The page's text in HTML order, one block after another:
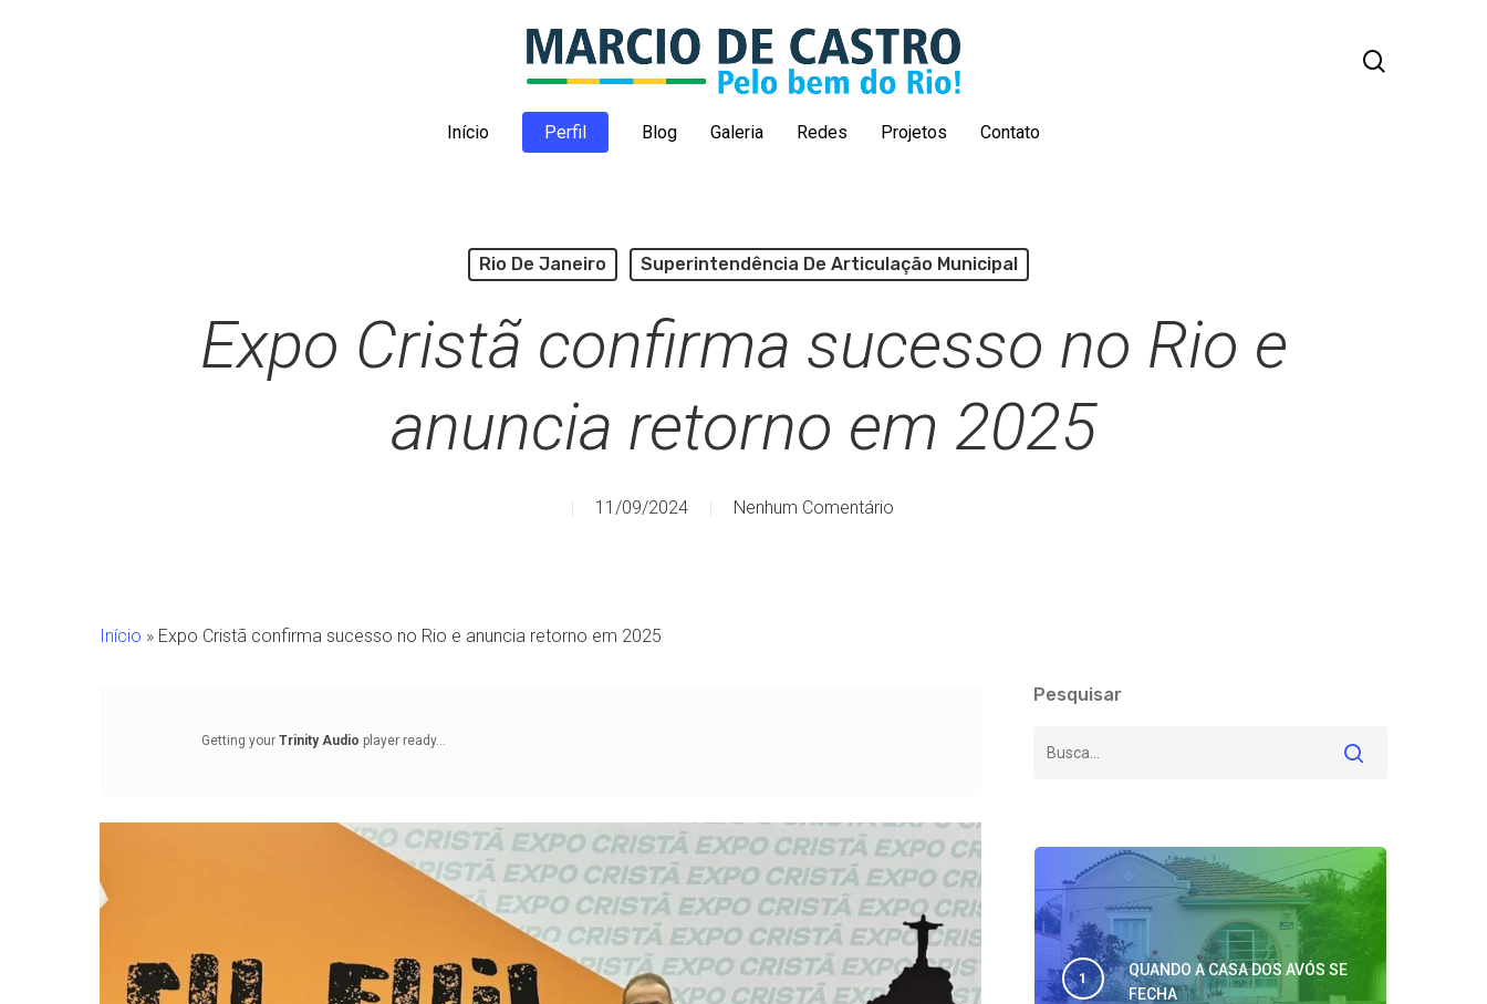
Início Perfil Blog Galeria Redes Projetos Contato
Rio De Janeiro Superintendência De Articulação Municipal
Expo Cristã confirma sucesso no Rio e
anuncia retorno em 2025
11/09/2024 Nenhum Comentário
Início » Expo Cristã confirma sucesso no Rio e anuncia retorno em 2025
Getting your Trinity Audio player ready...
Pesquisar
QUANDO A CASA DOS AVÓS SE
FECHA